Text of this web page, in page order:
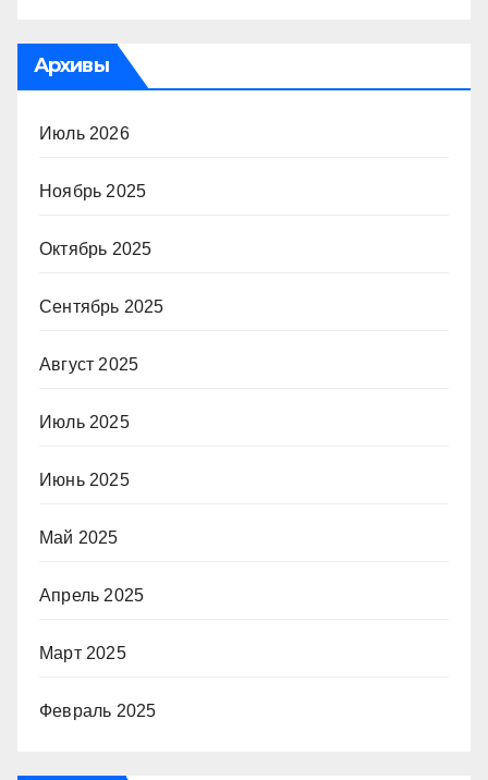
Архивы
Июль 2026
Ноябрь 2025
Октябрь 2025
Сентябрь 2025
Август 2025
Июль 2025
Июнь 2025
Май 2025
Апрель 2025
Март 2025
Февраль 2025